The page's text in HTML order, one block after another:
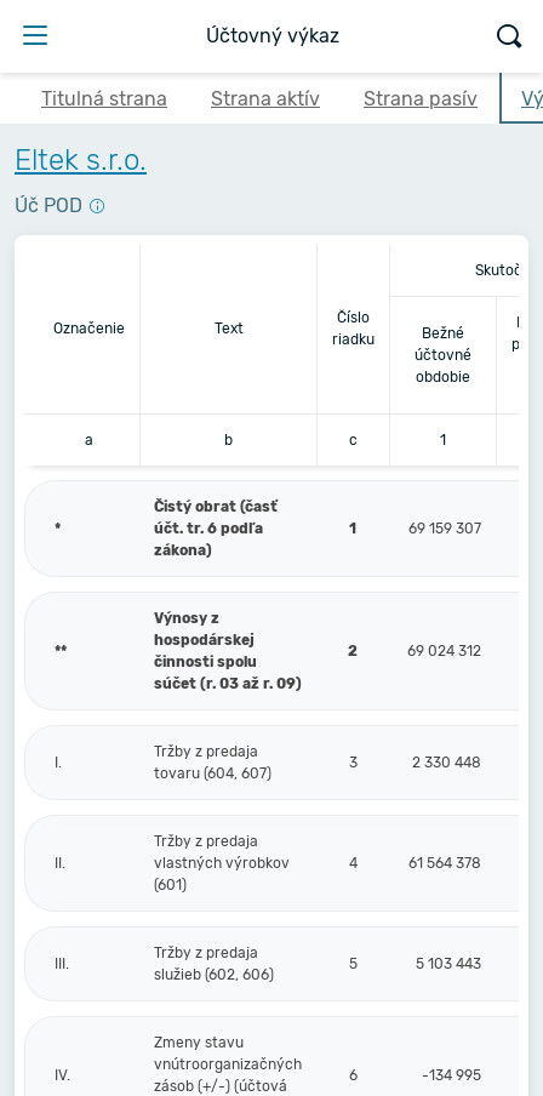
Účtovný výkaz
Titulná strana Strana aktív Strana pasív
Eltek s.r.o.
Úč POD
Označenie Text
Číslo
riadku
Bežné
účtovné
obdobie
a b c 1
*
Čistý obrat (časť
účt. tr. 6 podľa
zákona)
1 69 159 307
**
Výnosy z
hospodárskej
činnosti spolu
súčet (r. 03 až r. 09)
2 69 024 312
I.
Tržby z predaja
tovaru (604, 607)
3 2 330 448
II.
Tržby z predaja
vlastných výrobkov
(601)
4 61 564 378
III.
Tržby z predaja
služieb (602, 606)
5 5 103 443
IV.
Zmeny stavu
vnútroorganizačných
zásob (+/-) (účtová
6 -134 995